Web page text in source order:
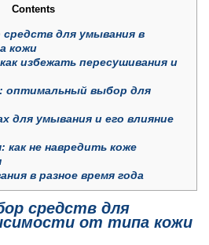
Contents
для умывания в
кожи
избежать пересушивания и
оптимальный выбор для
для умывания и его влияние
не навредить коже
в разное время года
средств для
от типа кожи